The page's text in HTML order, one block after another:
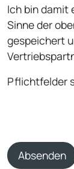
Ich bin damit
Sinne der
gespeichert
Pflichtfelder
Absenden